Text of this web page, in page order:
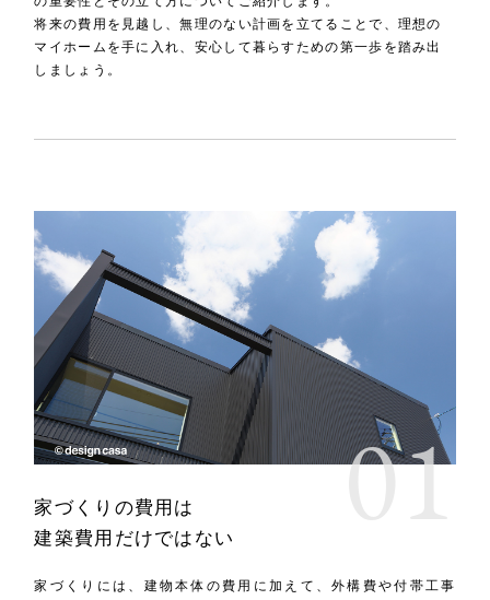
将来の費用を見越し、無理のない計画を立てることで、理想の
マイホームを手に入れ、安心して暮らすための第一歩を踏み出
しましょう。
家づくりの費用は
建築費用だけではない
家づくりには、建物本体の費用に加えて、外構費や付帯工事